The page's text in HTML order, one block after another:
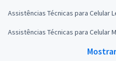
Assistências Técnicas para Celular
Assistências Técnicas para Celular